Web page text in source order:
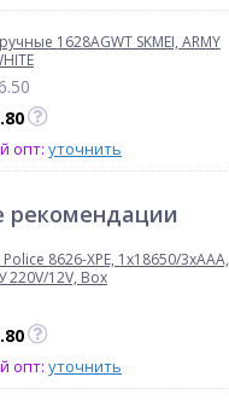
1628AGWT SKMEI, ARMY
6.50
опт: уточнить
рекомендации
8626-XPE, 1х18650/3xAAA,
220V/12V, Box
опт: уточнить